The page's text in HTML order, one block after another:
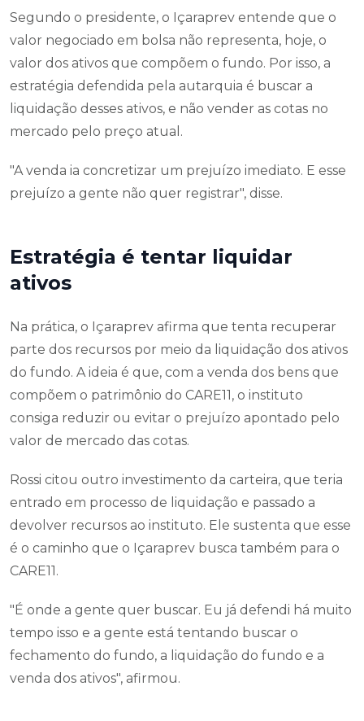
Segundo o presidente, o Içaraprev entende que o
valor negociado em bolsa não representa, hoje, o
valor dos ativos que compõem o fundo. Por isso, a
estratégia defendida pela autarquia é buscar a
liquidação desses ativos, e não vender as cotas no
mercado pelo preço atual.
"A venda ia concretizar um prejuízo imediato. E esse
prejuízo a gente não quer registrar", disse.
Estratégia é tentar liquidar
ativos
Na prática, o Içaraprev afirma que tenta recuperar
parte dos recursos por meio da liquidação dos ativos
do fundo. A ideia é que, com a venda dos bens que
compõem o patrimônio do CARE11, o instituto
consiga reduzir ou evitar o prejuízo apontado pelo
valor de mercado das cotas.
Rossi citou outro investimento da carteira, que teria
entrado em processo de liquidação e passado a
devolver recursos ao instituto. Ele sustenta que esse
é o caminho que o Içaraprev busca também para o
CARE11.
"É onde a gente quer buscar. Eu já defendi há muito
tempo isso e a gente está tentando buscar o
fechamento do fundo, a liquidação do fundo e a
venda dos ativos", afirmou.